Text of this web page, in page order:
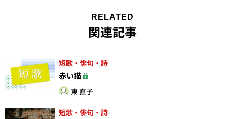
RELATED
関連記事
短歌・俳句・詩
赤い猫
東 直子
短歌・俳句・詩